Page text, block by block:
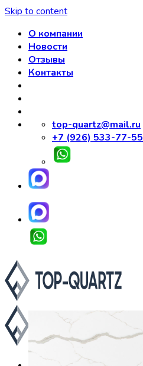
Skip to content
О компании
Новости
Отзывы
Контакты
top-quartz@mail.ru
+7 (926) 533-77-55